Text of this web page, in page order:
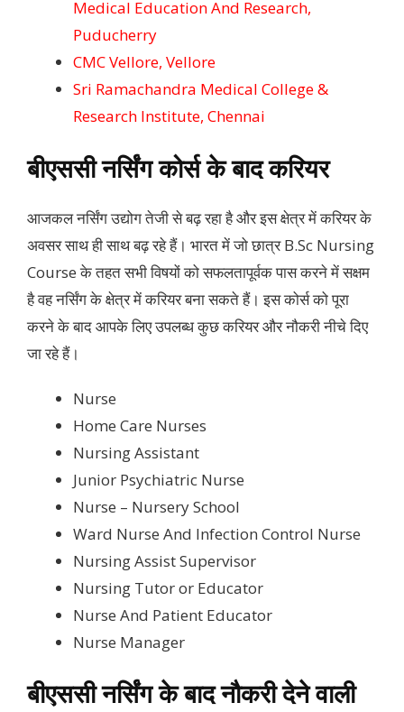
Medical Education And Research,
Puducherry
CMC Vellore, Vellore
Sri Ramachandra Medical College &
Research Institute, Chennai
बीएससी नर्सिंग कोर्स के बाद करियर
आजकल नर्सिंग उद्योग तेजी से बढ़ रहा है और इस क्षेत्र में करियर के
अवसर साथ ही साथ बढ़ रहे हैं। भारत में जो छात्र B.Sc Nursing
Course के तहत सभी विषयों को सफलतापूर्वक पास करने में सक्षम
है वह नर्सिंग के क्षेत्र में करियर बना सकते हैं। इस कोर्स को पूरा
करने के बाद आपके लिए उपलब्ध कुछ करियर और नौकरी नीचे दिए
जा रहे हैं।
Nurse
Home Care Nurses
Nursing Assistant
Junior Psychiatric Nurse
Nurse – Nursery School
Ward Nurse And Infection Control Nurse
Nursing Assist Supervisor
Nursing Tutor or Educator
Nurse And Patient Educator
Nurse Manager
बीएससी नर्सिंग के बाद नौकरी देने वाली